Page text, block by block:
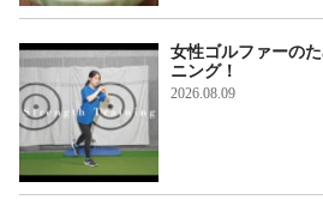
女性ゴルファーの
ニング！
2026.08.09